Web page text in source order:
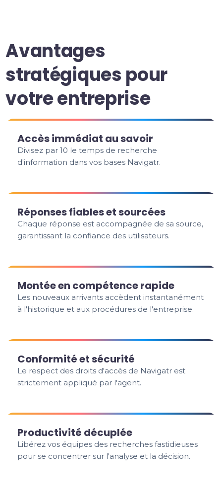
Avantages
stratégiques pour
votre entreprise
Accès immédiat au savoir
Divisez par 10 le temps de recherche
d'information dans vos bases Navigatr.
Réponses fiables et sourcées
Chaque réponse est accompagnée de sa source,
garantissant la confiance des utilisateurs.
Montée en compétence rapide
Les nouveaux arrivants accèdent instantanément
à l'historique et aux procédures de l'entreprise.
Conformité et sécurité
Le respect des droits d'accès de Navigatr est
strictement appliqué par l'agent.
Productivité décuplée
Libérez vos équipes des recherches fastidieuses
pour se concentrer sur l'analyse et la décision.